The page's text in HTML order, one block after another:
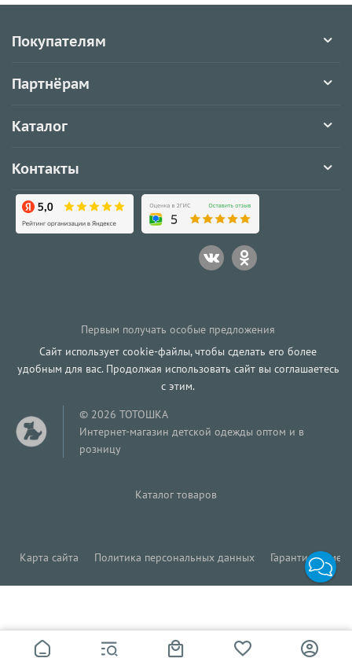
Покупателям
Партнёрам
Каталог
Контакты
Первым получать особые предложения
Сайт использует cookie-файлы, чтобы сделать его более
удобным для вас. Продолжая использовать сайт вы соглашаетесь
с этим.
© 2026 ТОТОШКА
Интернет-магазин детской одежды оптом и в
розницу
Каталог товаров
Карта сайта Политика персональных данных Гарантия
Р